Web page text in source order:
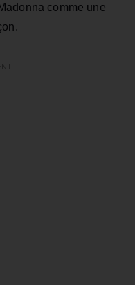
comme une